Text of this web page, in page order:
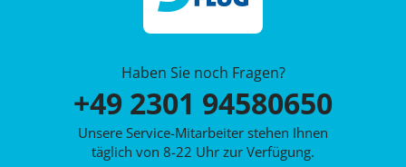
Haben Sie noch Fragen?
+49 2301 94580650
Unsere Service-Mitarbeiter stehen Ihnen
täglich von 8-22 Uhr zur Verfügung.